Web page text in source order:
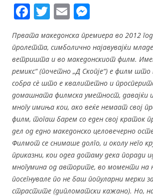
F
a
c
e
b
o
o
k
T
itt
er
E
m
ai
l
ss
e
n
g
er
Првата македонска премиера во 2012
пролетта, симболично најавувајќи
ветришта и во македонскиот филм.
ремикс“ (почетно „Д Скопје“) е филм што
собра сè што е квалитетно и
домашната филмска уметност,
многу имиња кои, ако веќе немаат свој
филм, тогаш барем со еден свој краток
дел од едно македонско целовечерно
Филмот се снимаше долго, и околу него
приказни, кои одеа дотаму дека поради
многумина од авторите, во моменти на
посегнувале по не баш популарни мерки
страстите (дипломатски кажано). Но, на